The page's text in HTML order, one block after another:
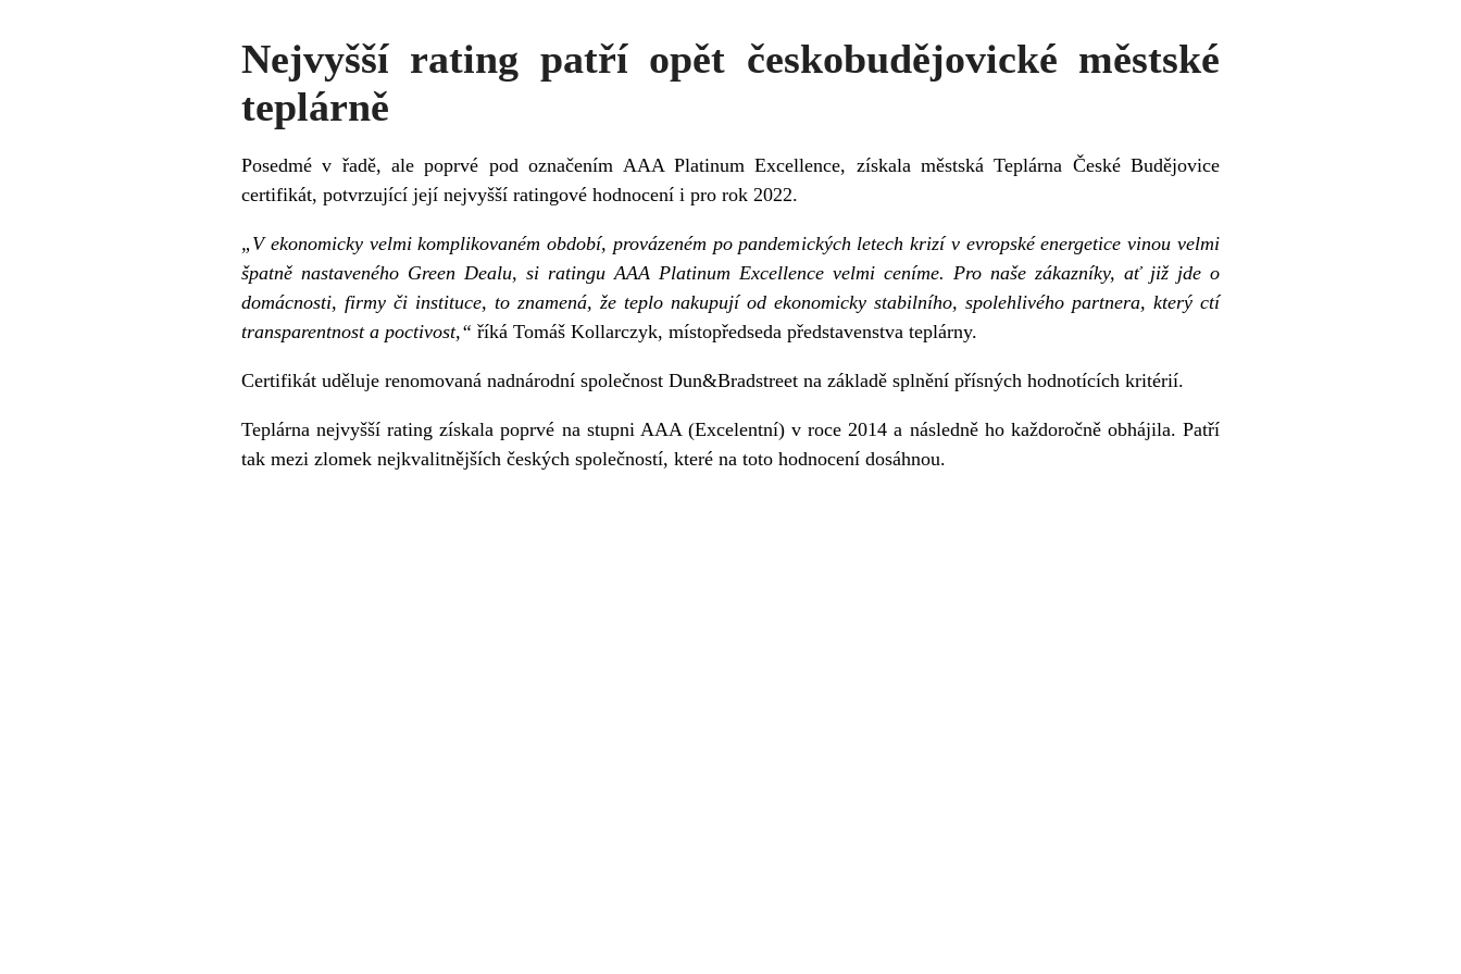
Nejvyšší rating patří opět českobudějovické městské
teplárně
Posedmé v řadě, ale poprvé pod označením AAA Platinum Excellence, získala městská Teplárna České Budějovice
certifikát, potvrzující její nejvyšší ratingové hodnocení i pro rok 2022.
„V ekonomicky velmi komplikovaném období, provázeném po pandemických letech krizí v evropské energetice vinou velmi
špatně nastaveného Green Dealu, si ratingu AAA Platinum Excellence velmi ceníme. Pro naše zákazníky, ať již jde o
domácnosti, firmy či instituce, to znamená, že teplo nakupují od ekonomicky stabilního, spolehlivého partnera, který ctí
transparentnost a poctivost,“ říká Tomáš Kollarczyk, místopředseda představenstva teplárny.
Certifikát uděluje renomovaná nadnárodní společnost Dun&Bradstreet na základě splnění přísných hodnotících kritérií.
Teplárna nejvyšší rating získala poprvé na stupni AAA (Excelentní) v roce 2014 a následně ho každoročně obhájila. Patří
tak mezi zlomek nejkvalitnějších českých společností, které na toto hodnocení dosáhnou.